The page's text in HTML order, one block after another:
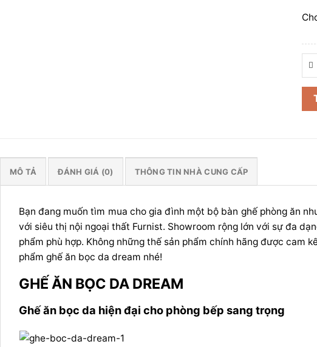
Ghế
Ăn
MÔ TẢ ĐÁNH GIÁ (0) THÔNG TIN NHÀ CUNG CẤP
Bạn đang muốn tìm mua cho gia đình một bộ bàn ghế phòng ăn
với siêu thị nội ngoại thất Furnist. Showroom rộng lớn với sự đa
phẩm phù hợp. Không những thế sản phẩm chính hãng được cam
phẩm ghế ăn bọc da dream nhé!
GHẾ ĂN BỌC DA DREAM
Ghế ăn bọc da hiện đại cho phòng bếp sang trọng